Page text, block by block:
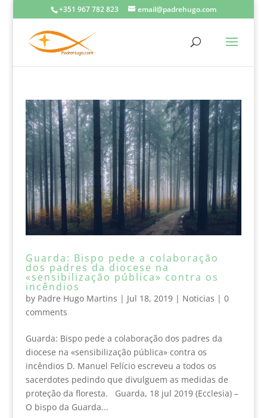
+351 967 782 823 email@padrehugo.com
Guarda: Bispo pede a colaboração
dos padres da diocese na
«sensibilização pública» contra os
incêndios
by Padre Hugo Martins | Jul 18, 2019| Noticias | 0
comments
Guarda: Bispo pede a colaboração dos padres da
diocese na «sensibilização pública» contra os
incêndios D. Manuel Felício escreveu a todos os
sacerdotes pedindo que divulguem as medidas de
proteção da floresta. Guarda, 18 jul 2019 (Ecclesia) –
O bispo da Guarda...